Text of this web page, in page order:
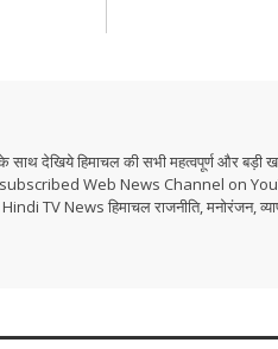
देखिये हिमाचल की सभी महत्वपूर्ण और
Web News Channel on
TV News हिमाचल राजनीति, मनोरंजन,